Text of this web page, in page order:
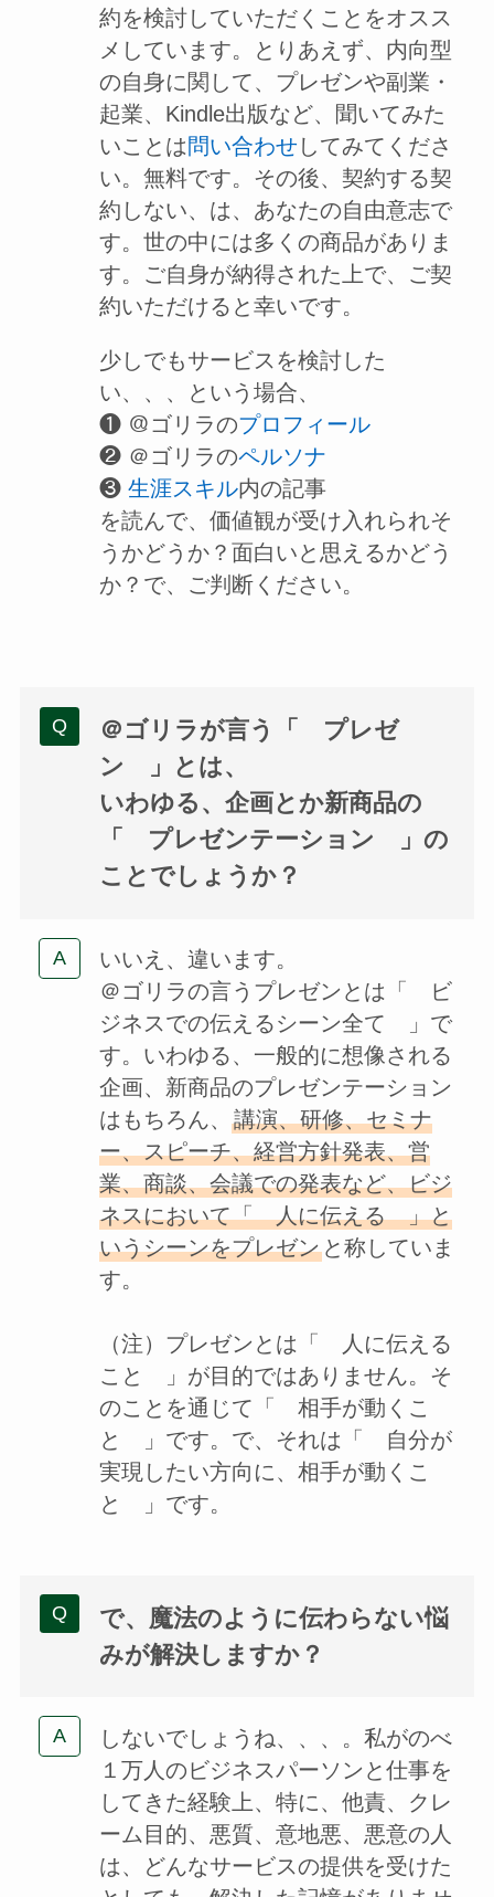
約を検討していただくことをオスス
メしています。とりあえず、内向型
の自身に関して、プレゼンや副業・
起業、Kindle出版など、聞いてみた
いことは問い合わせしてみてくださ
い。無料です。その後、契約する契
約しない、は、あなたの自由意志で
す。世の中には多くの商品がありま
す。ご自身が納得された上で、ご契
約いただけると幸いです。
少しでもサービスを検討した
い、、、という場合、
❶ ＠ゴリラのプロフィール
❷ ＠ゴリラのペルソナ
❸ 生涯スキル内の記事
を読んで、価値観が受け入れられそ
うかどうか？面白いと思えるかどう
か？で、ご判断ください。
＠ゴリラが言う「 プレゼ
ン 」とは、
いわゆる、企画とか新商品の
「 プレゼンテーション 」の
ことでしょうか？
いいえ、違います。
＠ゴリラの言うプレゼンとは「 ビ
ジネスでの伝えるシーン全て 」で
す。いわゆる、一般的に想像される
企画、新商品のプレゼンテーション
はもちろん、 講演、研修、セミナ
ー、スピーチ、経営方針発表、営
業、商談、会議での発表など、ビジ
ネスにおいて「 人に伝える 」と
いうシーンをプレゼンと称していま
す。
（注）プレゼンとは「 人に伝える
こと 」が目的ではありません。そ
のことを通じて「 相手が動くこ
と 」です。で、それは「 自分が
実現したい方向に、相手が動くこ
と 」です。
で、魔法のように伝わらない悩
みが解決しますか？
しないでしょうね、、、。私がのべ
１万人のビジネスパーソンと仕事を
してきた経験上、特に、他責、クレ
ーム目的、悪質、意地悪、悪意の人
は、どんなサービスの提供を受けた